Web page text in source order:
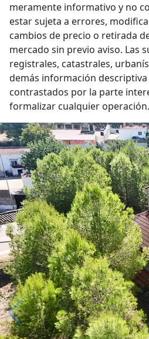
meramente informativo y no
estar sujeta a errores,
cambios de precio o retirada
mercado sin previo aviso. Las
registrales, catastrales,
demás información
contrastados por la parte
formalizar cualquier